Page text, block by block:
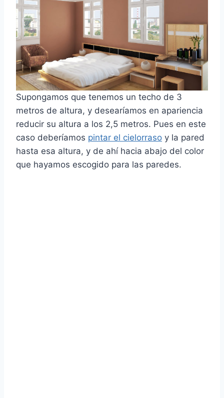
Supongamos que tenemos un techo de 3
metros de altura, y desearíamos en apariencia
reducir su altura a los 2,5 metros. Pues en este
caso deberíamos pintar el cielorraso y la pared
hasta esa altura, y de ahí hacia abajo del color
que hayamos escogido para las paredes.